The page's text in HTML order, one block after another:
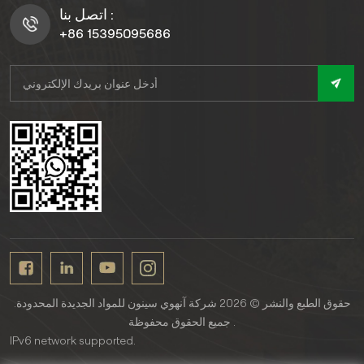
اتصل بنا :
+86 15395095686
حقوق الطبع والنشر © 2026 شركة آنهوي سينون للمواد الجديدة المحدودة.
IPv6 network supported.